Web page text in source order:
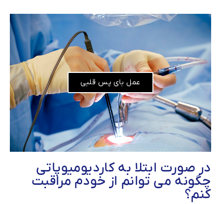
عمل بای پس قلبی
در صورت ابتلا به کاردیومیوپاتی
چگونه می توانم از خودم مراقبت
کنم؟